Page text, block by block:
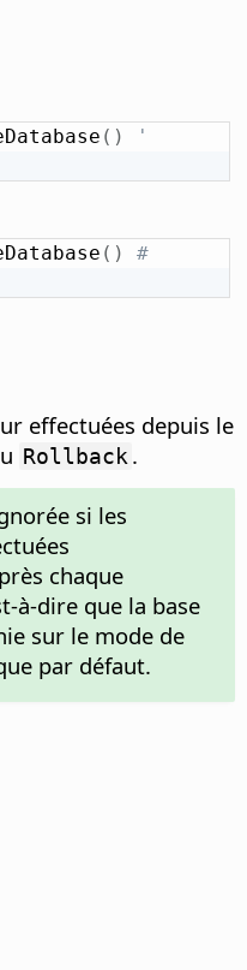
( )
'
( )
#
effectuées depuis le
Rollback.
si les
chaque
à-dire que la base
sur le mode de
par défaut.